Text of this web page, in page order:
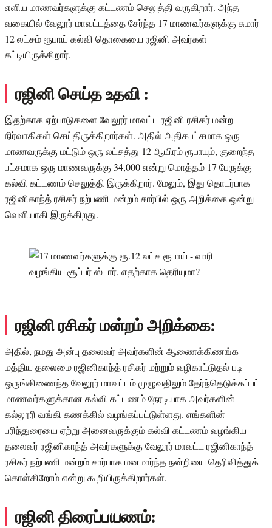
எளிய மாணவர்களுக்கு கட்டணம் செலுத்தி வருகிறார். அந்த
வகையில் வேலூர் மாவட்டத்தை சேர்ந்த 17 மாணவர்களுக்கு சுமார்
12 லட்சம் ரூபாய் கல்வி தொகையை ரஜினி அவர்கள்
கட்டியிருக்கிறார்.
ரஜினி செய்த உதவி :
இதற்காக ஏற்பாடுகளை வேலூர் மாவட்ட ரஜினி ரசிகர் மன்ற
நிர்வாகிகள் செய்திருக்கிறார்கள். அதில் அதிகபட்சமாக ஒரு
மாணவருக்கு மட்டும் ஒரு லட்சத்து 12 ஆயிரம் ரூபாயும், குறைந்த
பட்சமாக ஒரு மாணவருக்கு 34,000 என்று மொத்தம் 17 பேருக்கு
கல்வி கட்டணம் செலுத்தி இருக்கிறார். மேலும், இது தொடர்பாக
ரஜினிகாந்த் ரசிகர் நற்பணி மன்றம் சார்பில் ஒரு அறிக்கை ஒன்று
வெளியாகி இருக்கிறது.
ரஜினி ரசிகர் மன்றம் அறிக்கை:
அதில், நமது அன்பு தலைவர் அவர்களின் ஆணைக்கிணங்க
மத்திய தலைமை ரஜினிகாந்த் ரசிகர் மற்றும் வழிகாட்டுதல் படி
ஒருங்கிணைந்த வேலூர் மாவட்டம் முழுவதிலும் தேர்ந்தெடுக்கப்பட்ட
மாணவர்களுக்கான கல்வி கட்டணம் நேரடியாக அவர்களின்
கல்லூரி வங்கி கணக்கில் வழங்கப்பட்டுள்ளது. எங்களின்
பரிந்துரையை ஏற்று அனைவருக்கும் கல்வி கட்டணம் வழங்கிய
தலைவர் ரஜினிகாந்த் அவர்களுக்கு வேலூர் மாவட்ட ரஜினிகாந்த்
ரசிகர் நற்பணி மன்றம் சார்பாக மனமார்ந்த நன்றியை தெரிவித்துக்
கொள்கிறோம் என்று கூறியிருக்கிறார்கள்.
ரஜினி திரைப்பயணம்: